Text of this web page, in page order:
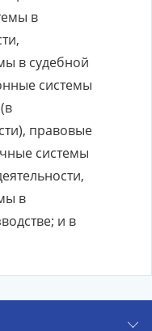
в
в судебной
системы
правовые
системы
в
и в